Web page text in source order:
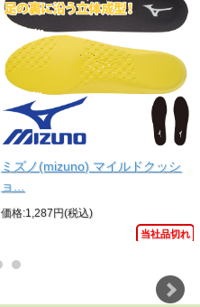
ミズノ(mizuno) マイルドクッシ
ョ...
価格:1,287円(税込)
当社品切れ